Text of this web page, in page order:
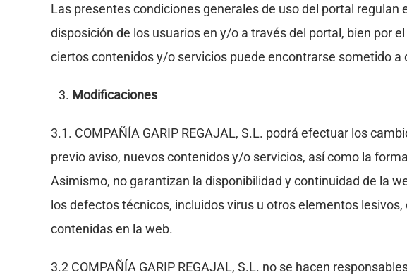
Las presentes condiciones generales de uso del portal
disposición de los usuarios en y/o a través del portal, bien por
ciertos contenidos y/o servicios puede encontrarse sometido
Modificaciones
3.1. COMPAÑÍA GARIP REGAJAL, S.L. podrá efectuar los
previo aviso, nuevos contenidos y/o servicios, así como la
Asimismo, no garantizan la disponibilidad y continuidad de la
los defectos técnicos, incluidos virus u otros elementos
contenidas en la web.
3.2 COMPAÑÍA GARIP REGAJAL, S.L. no se hacen